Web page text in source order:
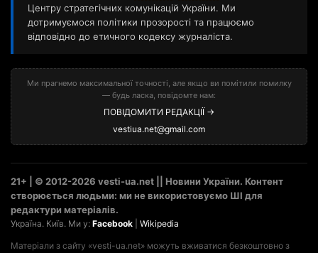
Центру стратегічних комунікацій України. Ми
дотримуємося політики прозорості та працюємо
відповідно до етичного кодексу журналіста.
Ми прагнемо максимальної точності, але якщо ви помітили помилку
— будь ласка, повідомте нам:
ПОВІДОМИТИ РЕДАКЦІЇ →
vestiua.net@gmail.com
21+ | © 2012-2026 vesti-ua.net || Новини України. Контент
створюється людьми: ми не використовуємо ШІ для
редактури матеріалів.
Україна. Київ. Ми у: Facebook Wikipedia
Матеріали з сайту «vesti-ua.net» можуть вживатися безкоштовно з